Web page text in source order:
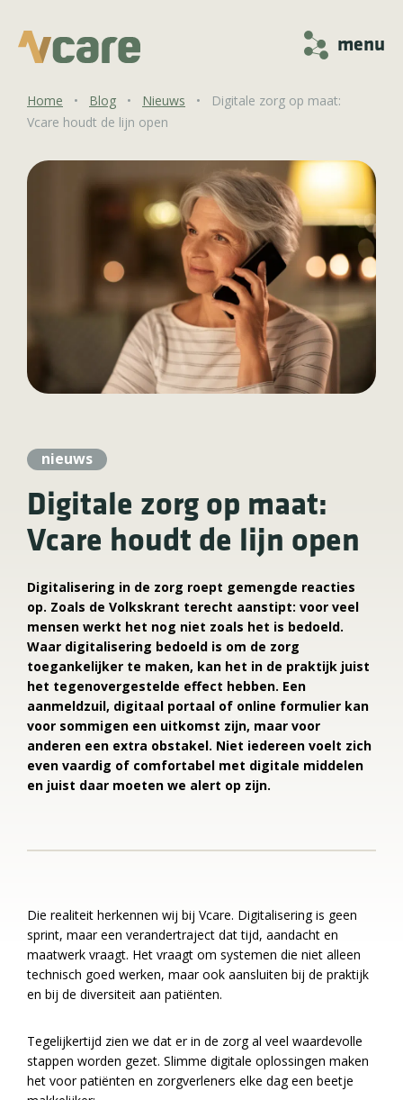
menu
Home • Blog • Nieuws •
Digitale zorg op maat:
Vcare houdt de lijn open
nieuws
Digitale zorg op maat:
Vcare houdt de lijn open
Digitalisering in de zorg roept gemengde reacties
op. Zoals de Volkskrant terecht aanstipt: voor veel
mensen werkt het nog niet zoals het is bedoeld.
Waar digitalisering bedoeld is om de zorg
toegankelijker te maken, kan het in de praktijk juist
het tegenovergestelde effect hebben. Een
aanmeldzuil, digitaal portaal of online formulier kan
voor sommigen een uitkomst zijn, maar voor
anderen een extra obstakel. Niet iedereen voelt zich
even vaardig of comfortabel met digitale middelen
en juist daar moeten we alert op zijn.
Die realiteit herkennen wij bij Vcare. Digitalisering is geen
sprint, maar een verandertraject dat tijd, aandacht en
maatwerk vraagt. Het vraagt om systemen die niet alleen
technisch goed werken, maar ook aansluiten bij de praktijk
en bij de diversiteit aan patiënten.
Tegelijkertijd zien we dat er in de zorg al veel waardevolle
stappen worden gezet. Slimme digitale oplossingen maken
het voor patiënten en zorgverleners elke dag een beetje